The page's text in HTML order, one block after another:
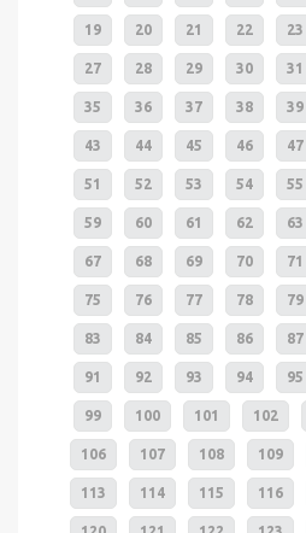
19 20 21 22 23
27 28 29 30 31
35 36 37 38 39
43 44 45 46 47
51 52 53 54 55
59 60 61 62 63
67 68 69 70 71
75 76 77 78 79
83 84 85 86 87
91 92 93 94 95
99 100 101 102
106 107 108 109
113 114 115 116